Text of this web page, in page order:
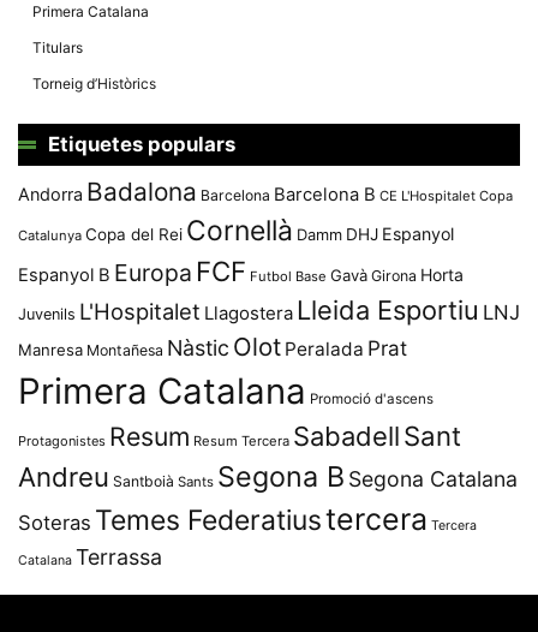
Primera Catalana
Titulars
Torneig d’Històrics
Etiquetes populars
Andorra Badalona Barcelona Barcelona B CE L'Hospitalet Copa
Catalunya Copa del Rei Cornellà Damm DHJ Espanyol
Espanyol B Europa FCF Futbol Base Gavà Girona Horta
Juvenils L'Hospitalet Llagostera Lleida Esportiu LNJ
Manresa Montañesa Nàstic Olot Peralada Prat
Primera Catalana Promoció d'ascens
Protagonistes Resum Resum Tercera SabadellSant
Andreu Santboià Sants Segona B Segona Catalana
Soteras Temes Federatiustercera Tercera
Catalana Terrassa